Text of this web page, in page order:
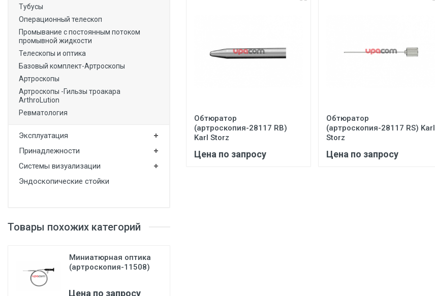
Тубусы
Операционный телескоп
Промывание с постоянным потоком
промывной жидкости
Телескопы и оптика
Базовый комплект-Артроскопы
Артроскопы
Артроскопы -Гильзы троакара
ArthroLution
Ревматология
Эксплуатация
Принадлежности
Системы визуализации
Эндоскопические стойки
Товары похожих категорий
Миниатюрная оптика
(артроскопия-11508)
Цена по запросу
Обтюратор
(артроскопия-28117 RB)
Karl Storz
Цена по запросу
Обтюратор
(артроскопия-28117 RS) Karl
Storz
Цена по запросу